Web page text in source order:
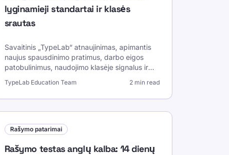
lyginamieji standartai ir klasės
srautas
Savaitinis „TypeLab“ atnaujinimas, apimantis
naujus spausdinimo pratimus, darbo eigos
patobulinimus, naudojimo klasėje signalus ir
TypeLab Education Team 2 min read
Rašymo patarimai
Rašymo testas anglų kalba: 14 dienų